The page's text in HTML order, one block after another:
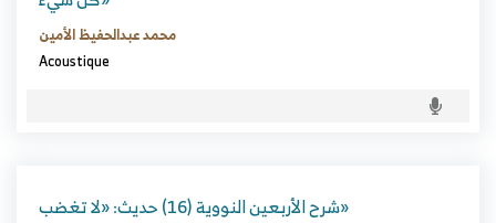
محمد عبدالحفيظ الأمين
Acoustique
شرح الأربعين النووية (16) حديث: «لا تغضب»